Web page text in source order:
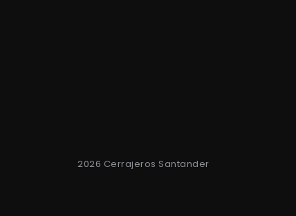
2026 Cerrajeros Santander